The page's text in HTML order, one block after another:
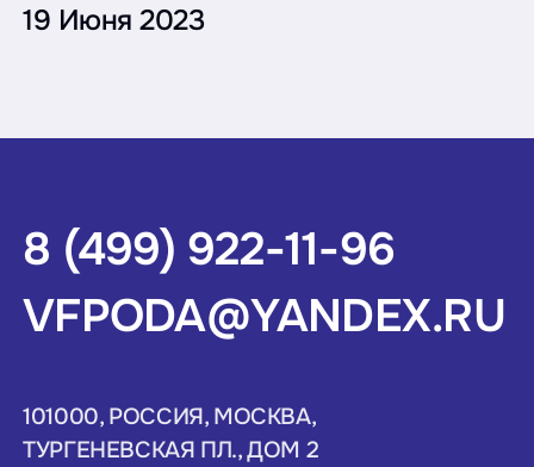
19 Июня 2023
8 (499) 922-11-96
VFPODA@YANDEX.RU
101000, РОССИЯ, МОСКВА,
ТУРГЕНЕВСКАЯ ПЛ., ДОМ 2